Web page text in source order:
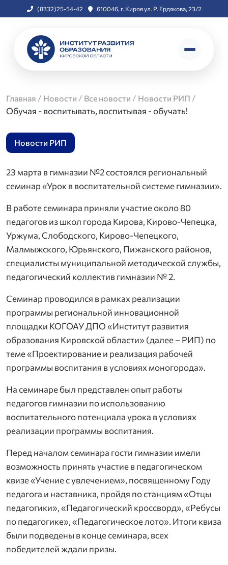
(8332)25-54-42 610046, г. Киров ул. Р. Ердякова, 23/2
Главная / Новости / Все новости / Новости РИП /
Обучая - воспитывать, воспитывая - обучать!
Новости РИП
23 марта в гимназии №2 состоялся региональный
семинар «Урок в воспитательной системе гимназии».
В работе семинара приняли участие около 80
педагогов из школ города Кирова, Кирово-Чепецка,
Уржума, Слободского, Кирово-Чепецкого,
Малмыжского, Юрьянского, Пижанского районов,
специалисты муниципальной методической службы,
педагогический коллектив гимназии № 2.
Семинар проводился в рамках реализации
программы региональной инновационной
площадки КОГОАУ ДПО «Институт развития
образования Кировской области» (далее – РИП) по
теме «Проектирование и реализация рабочей
программы воспитания в условиях моногорода».
На семинаре был представлен опыт работы
педагогов гимназии по использованию
воспитательного потенциала урока в условиях
реализации программы воспитания.
Перед началом семинара гости гимназии имели
возможность принять участие в педагогическом
квизе «Учение с увлечением», посвященному Году
педагога и наставника, пройдя по станциям «Отцы
педагогики», «Педагогический кроссворд», «Ребусы
по педагогике», «Педагогическое лото». Итоги квиза
были подведены в конце семинара, всех
победителей ждали призы.